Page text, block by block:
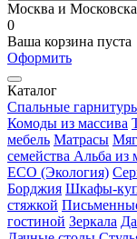
Москва и
0
Ваша корзина пуста
Оформить
Каталог
Спальные
Комоды из массива
мебель Матрасы
семейства Альба из
ECO (Экология)
Борджия Шкафы-
стяжкой
гостиной Зеркала